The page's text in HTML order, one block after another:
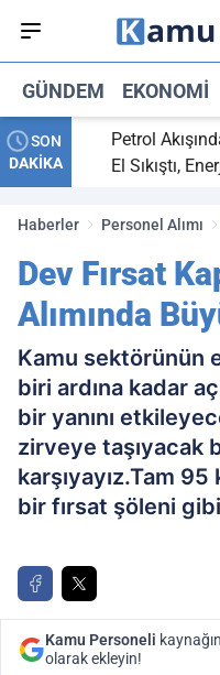
GÜNDEM EKONOMI
SON
DAKİKA
maç
Petrol
El Sıkıştı,
Haberler Personel Alımı
Dev Fırsat
Alımında
Kamu sektörünün
biri ardına kadar
bir yanını
zirveye taşıyacak
karşıyayız.Tam
bir fırsat şöleni
Kamu Personeli
olarak ekleyin!